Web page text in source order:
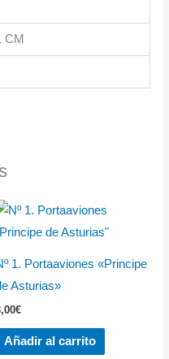
CM
1. Portaaviones «Principe
Asturias»
€
Añadir al carrito